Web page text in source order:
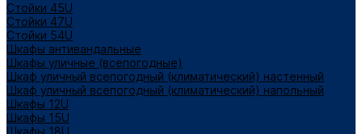
Стойки 45U
Стойки 47U
Стойки 54U
Шкафы антивандальные
Шкафы уличные (всепогодные)
Шкаф уличный всепогодный (климатический) настенный
Шкаф уличный всепогодный (климатический) напольный
Шкафы 12U
Шкафы 15U
Шкафы 18U